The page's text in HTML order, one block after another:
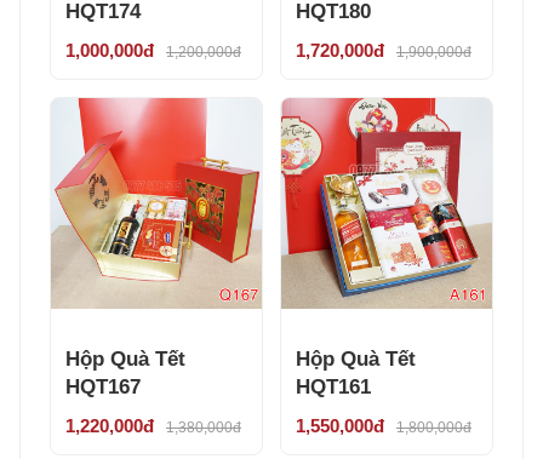
HQT174
1,000,000đ 1,200,000đ
HQT180
1,720,000đ 1,900,000đ
Hộp Quà Tết
HQT167
1,220,000đ 1,380,000đ
Hộp Quà Tết
HQT161
1,550,000đ 1,800,000đ